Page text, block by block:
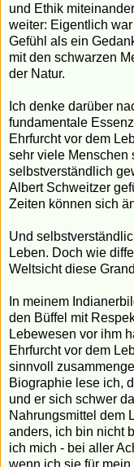
und Ethik
weiter: Eigentlich
Gefühl als ein
mit den schwarzen
der Natur.
Ich denke darüber
fundamentale
Ehrfurcht vor dem
sehr viele Menschen
selbstverständlich
Albert Schweitzer
Zeiten können sich
Und
Leben. Doch wie
Weltsicht diese
In meinem
den Büffel mit
Lebewesen vor ihm
Ehrfurcht vor dem
sinnvoll
Biographie lese ich,
und er sich schwer
Nahrungsmittel dem
anders, ich bin nicht
ich mich - bei aller
wenn ich sie für